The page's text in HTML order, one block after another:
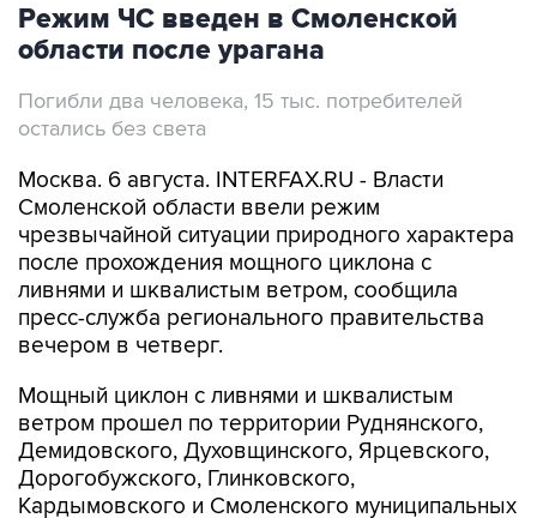
Режим ЧС введен в Смоленской
области после урагана
Погибли два человека, 15 тыс. потребителей
остались без света
Москва. 6 августа. INTERFAX.RU - Власти
Смоленской области ввели режим
чрезвычайной ситуации природного характера
после прохождения мощного циклона с
ливнями и шквалистым ветром, сообщила
пресс-служба регионального правительства
вечером в четверг.
Мощный циклон с ливнями и шквалистым
ветром прошел по территории Руднянского,
Демидовского, Духовщинского, Ярцевского,
Дорогобужского, Глинковского,
Кардымовского и Смоленского муниципальных